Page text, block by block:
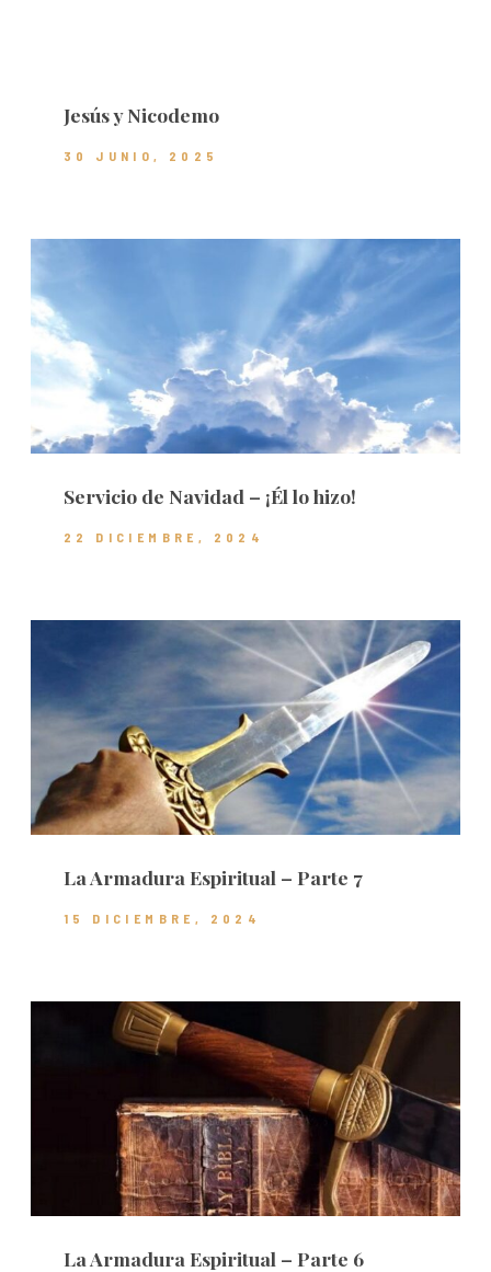
Jesús y Nicodemo
30 JUNIO, 2025
Servicio de Navidad – ¡Él lo hizo!
22 DICIEMBRE, 2024
La Armadura Espiritual – Parte 7
15 DICIEMBRE, 2024
La Armadura Espiritual – Parte 6